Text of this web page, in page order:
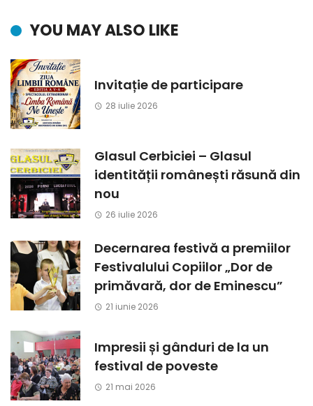
YOU MAY ALSO LIKE
Invitație de participare
28 iulie 2026
Glasul Cerbiciei – Glasul
identității românești răsună din
nou
26 iulie 2026
Decernarea festivă a premiilor
Festivalului Copiilor „Dor de
primăvară, dor de Eminescu”
21 iunie 2026
Impresii și gânduri de la un
festival de poveste
21 mai 2026